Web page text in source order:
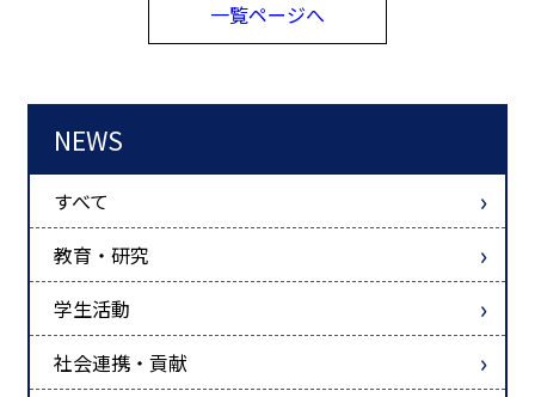
一覧ページへ
NEWS
すべて
教育・研究
学生活動
社会連携・貢献